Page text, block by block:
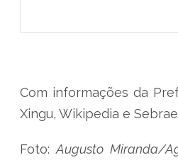
Com informações da
Xingu, Wikipedia e
Foto:Augusto Miranda/